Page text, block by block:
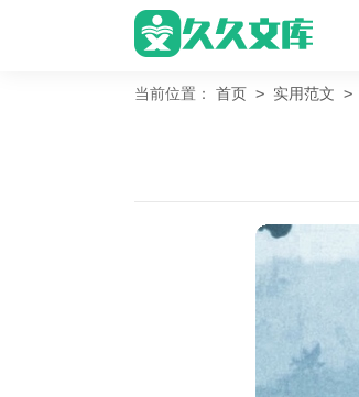
当前位置： 首页 > 实用范文 >